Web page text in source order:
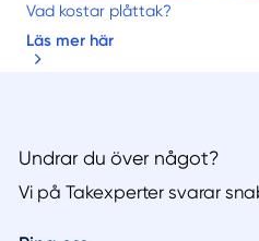
Vad kostar plåttak?
Läs mer här
Undrar du över något?
Vi på Takexperter svarar